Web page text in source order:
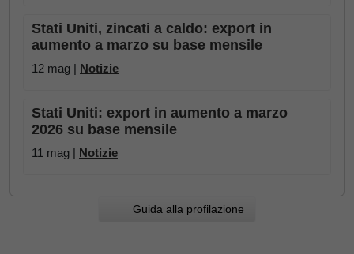
Stati Uniti, zincati a caldo: export in
aumento a marzo su base mensile
12 mag | Notizie
Stati Uniti: export in aumento a marzo
2026 su base mensile
11 mag | Notizie
Guida alla profilazione